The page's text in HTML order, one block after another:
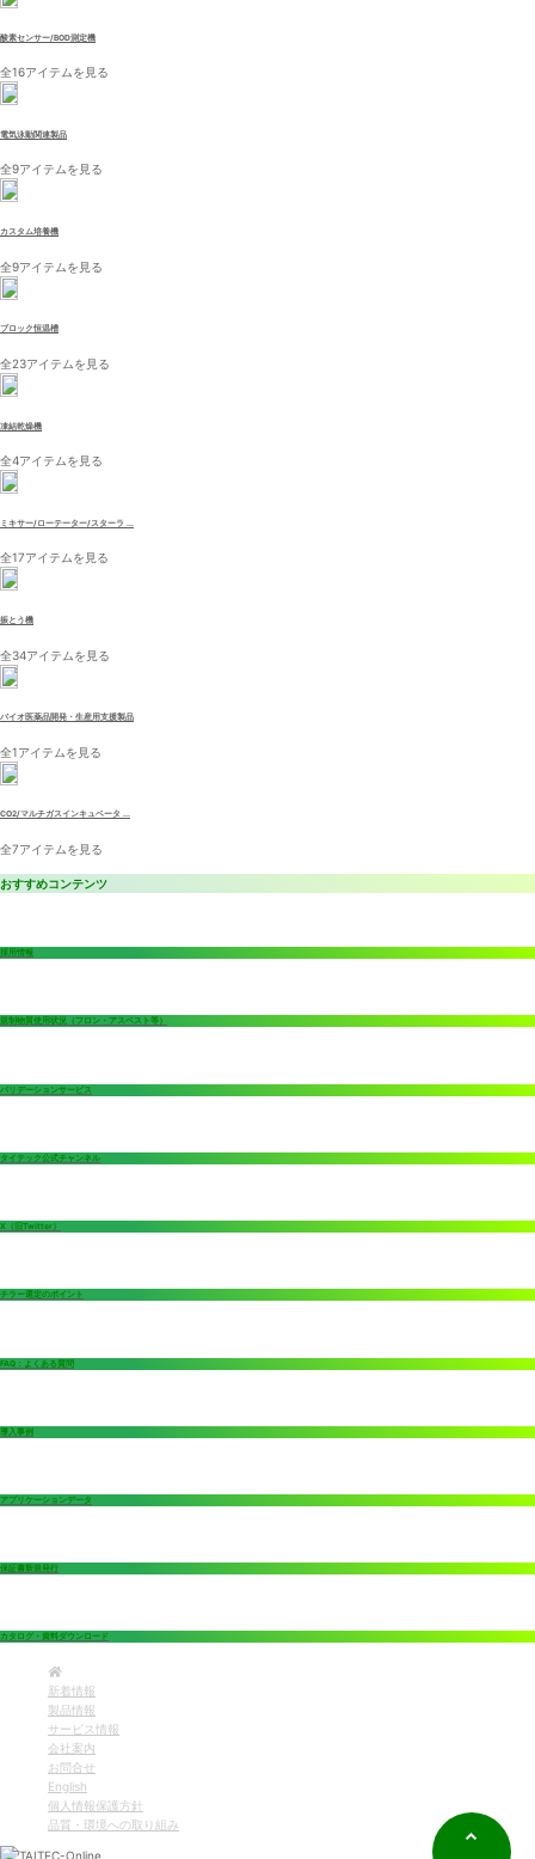
酸素センサー/BOD測定機
全16アイテムを見る
電気泳動関連製品
全9アイテムを見る
カスタム培養機
全9アイテムを見る
ブロック恒温槽
全23アイテムを見る
凍結乾燥機
全4アイテムを見る
ミキサー/ローテーター/スターラ ...
全17アイテムを見る
振とう機
全34アイテムを見る
バイオ医薬品開発・生産用支援製品
全1アイテムを見る
CO2/マルチガスインキュベータ ...
全7アイテムを見る
おすすめコンテンツ
採用情報
規制物質使用状況（フロン・アスベスト等）
バリデーションサービス
タイテック公式チャンネル
X（旧Twitter）
チラー選定のポイント
FAQ：よくある質問
導入事例
アプリケーションデータ
保証書新規発行
カタログ・資料ダウンロード
新着情報
製品情報
サービス情報
会社案内
お問合せ
English
個人情報保護方針
品質・環境への取り組み